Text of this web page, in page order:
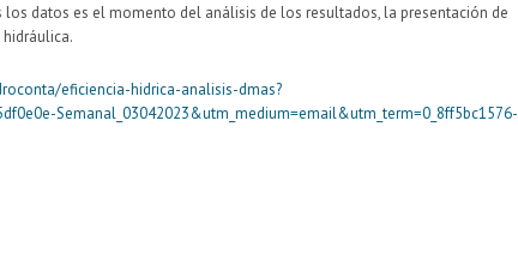
los datos es el momento del análisis de los resultados, la presentación de
eficiencia-hidrica-analisis-dmas?
Semanal_03042023&utm_medium=email&utm_term=0_8ff5bc1576-